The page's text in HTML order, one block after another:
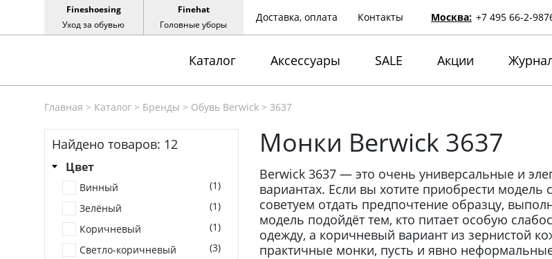
Fineshoesing
Уход за обувью
Finehat
Головные уборы
Доставка, оплата Контакты Москва: +7 495 66-2-
Каталог Аксессуары SALE Акции
Главная > Каталог> Бренды > Обувь Berwick> 3637
Найдено товаров: 12
Цвет
Винный
(1)
Зелёный
(1)
Коричневый
(1)
Светло-коричневый
(3)
Монки Berwick 3637
Berwick 3637 — это очень универсальные и
вариантах. Если вы хотите приобрести
советуем отдать предпочтение образцу,
модель подойдёт тем, кто питает особую
одежду, а коричневый вариант из зернистой
практичные монки, пусть и явно